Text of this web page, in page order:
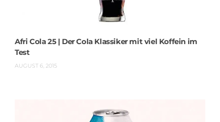
Afri Cola 25 | Der Cola Klassiker mit viel Koffein im
Test
AUGUST 6, 2015